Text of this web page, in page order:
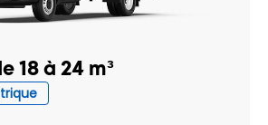
18 à 24 m³